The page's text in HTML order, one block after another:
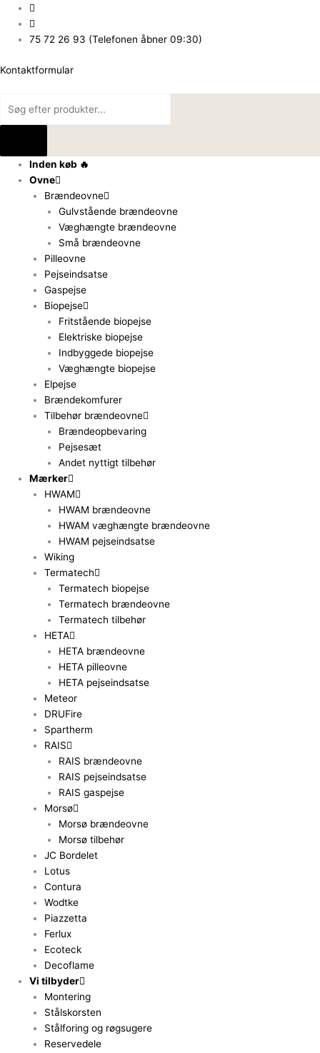
indholdet75 72 26 93 (Telefonen åbner 09:30)
Kontaktformular
Products
search
Inden køb 🔥
Ovne
Brændeovne
Gulvstående brændeovne
Væghængte brændeovne
Små brændeovne
Pilleovne
Pejseindsatse
Gaspejse
Biopejse
Fritstående biopejse
Elektriske biopejse
Indbyggede biopejse
Væghængte biopejse
Elpejse
Brændekomfurer
Tilbehør brændeovne
Brændeopbevaring
Pejsesæt
Andet nyttigt tilbehør
Mærker
HWAM
HWAM brændeovne
HWAM væghængte brændeovne
HWAM pejseindsatse
Wiking
Termatech
Termatech biopejse
Termatech brændeovne
Termatech tilbehør
HETA
HETA brændeovne
HETA pilleovne
HETA pejseindsatse
Meteor
DRUFire
Spartherm
RAIS
RAIS brændeovne
RAIS pejseindsatse
RAIS gaspejse
Morsø
Morsø brændeovne
Morsø tilbehør
JC Bordelet
Lotus
Contura
Wodtke
Piazzetta
Ferlux
Ecoteck
Decoflame
Vi tilbyder
Montering
Stålskorsten
Stålforing og røgsugere
Reservedele
Products
search